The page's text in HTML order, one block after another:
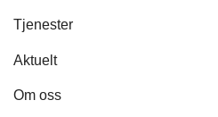
Tjenester
Aktuelt
Om oss